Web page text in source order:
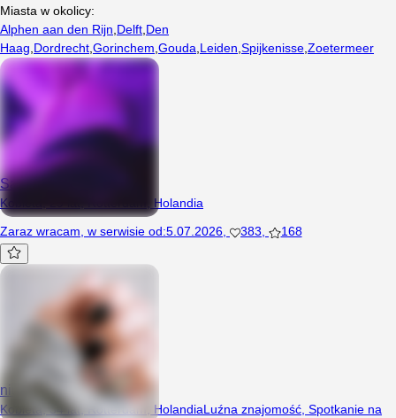
Miasta w okolicy:
Alphen aan den Rijn Delft Den
Haag Dordrecht Gorinchem Gouda Leiden Spijkenisse Zoetermeer
Sabinee
Kobieta, 29 lat, Rotterdam, Holandia
Zaraz wracam w serwisie od:5.07.2026 383 168
niunia9217
Kobieta, 34 lat, Rotterdam, HolandiaLuźna znajomość, Spotkanie na